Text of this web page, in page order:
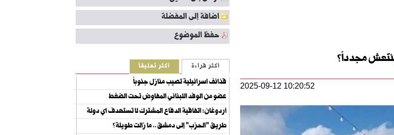
2025-09-12 10:20:52
اضافة إلى المفضلة
حفظ الموضوع
أكثر قراءة أكثر تعليقاً
قذائف اسرائيلية تصيب منازل جنوباً
عضو من الوفد اللبناني المفاوِض تحت الضغط
أردوغان: اتفاقية الدفاع المشترك لا تستهدف اي دولة
طريق "الحزب" إلى دمشق.. ما زالت طويلة؟